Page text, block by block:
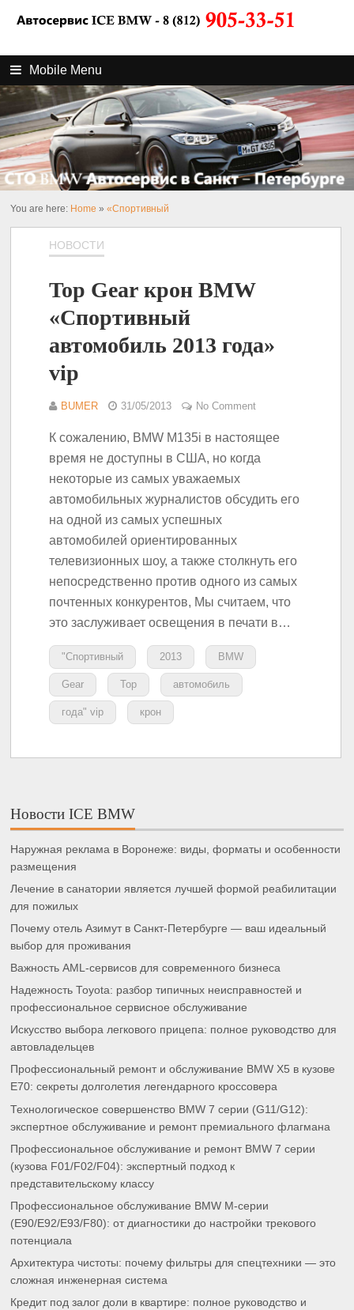
Mobile Menu
You are here: Home »«Спортивный
НОВОСТИ
Top Gear крон BMW
«Спортивный
автомобиль 2013 года»
vip
BUMER 31/05/2013 No Comment
К сожалению, BMW M135i в настоящее
время не доступны в США, но когда
некоторые из самых уважаемых
автомобильных журналистов обсудить его
на одной из самых успешных
автомобилей ориентированных
телевизионных шоу, а также столкнуть его
непосредственно против одного из самых
почтенных конкурентов, Мы считаем, что
это заслуживает освещения в печати в…
"Спортивный 2013 BMW
Gear Top автомобиль
года" vip крон
Новости ICE BMW
Наружная реклама в Воронеже: виды, форматы и особенности
размещения
Лечение в санатории является лучшей формой реабилитации
для пожилых
Почему отель Азимут в Санкт-Петербурге — ваш идеальный
выбор для проживания
Важность AML-сервисов для современного бизнеса
Надежность Toyota: разбор типичных неисправностей и
профессиональное сервисное обслуживание
Искусство выбора легкового прицепа: полное руководство для
автовладельцев
Профессиональный ремонт и обслуживание BMW X5 в кузове
E70: секреты долголетия легендарного кроссовера
Технологическое совершенство BMW 7 серии (G11/G12):
экспертное обслуживание и ремонт премиального флагмана
Профессиональное обслуживание и ремонт BMW 7 серии
(кузова F01/F02/F04): экспертный подход к
представительскому классу
Профессиональное обслуживание BMW M-серии
(E90/E92/E93/F80): от диагностики до настройки трекового
потенциала
Архитектура чистоты: почему фильтры для спецтехники — это
сложная инженерная система
Кредит под залог доли в квартире: полное руководство и